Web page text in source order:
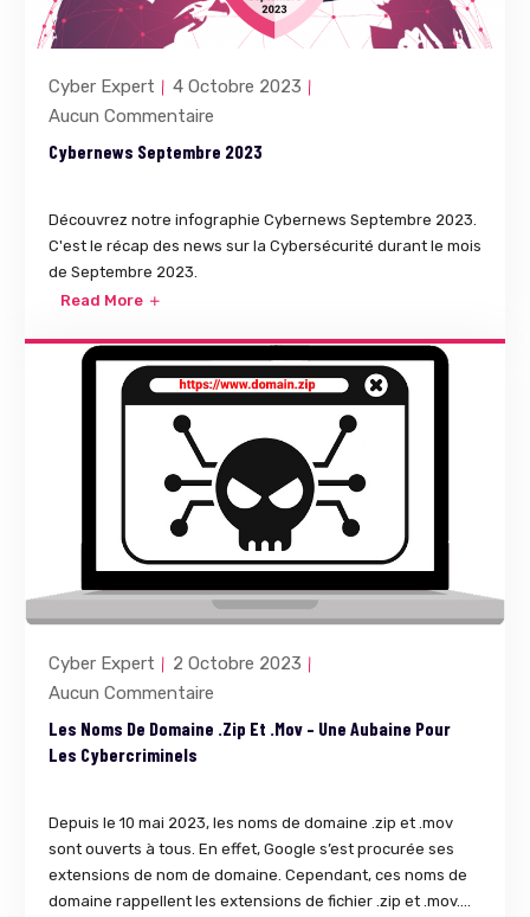
Cyber Expert
4 Octobre 2023
Aucun Commentaire
Cybernews Septembre 2023
Découvrez notre infographie Cybernews Septembre 2023.
C'est le récap des news sur la Cybersécurité durant le mois
de Septembre 2023.
Read More
Cyber Expert
2 Octobre 2023
Aucun Commentaire
Les Noms De Domaine .zip Et .mov – Une Aubaine Pour
Les Cybercriminels
Depuis le 10 mai 2023, les noms de domaine .zip et .mov
sont ouverts à tous. En effet, Google s’est procurée ses
extensions de nom de domaine. Cependant, ces noms de
domaine rappellent les extensions de fichier .zip et .mov....